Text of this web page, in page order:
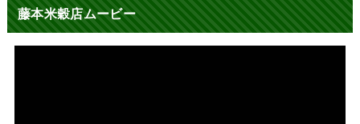
藤本米穀店ムービー